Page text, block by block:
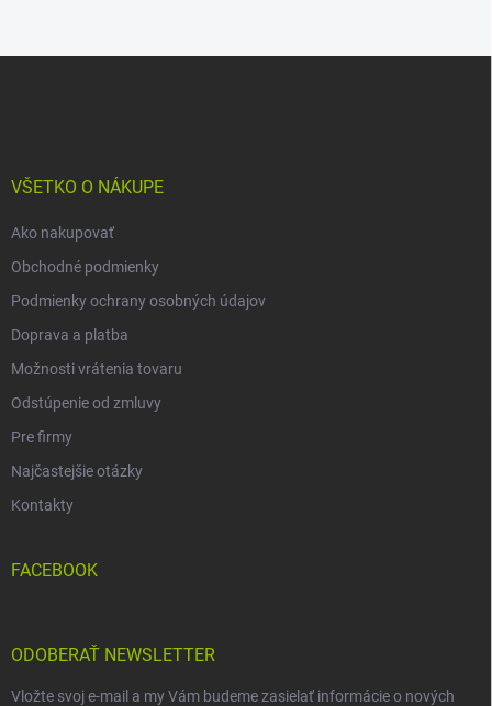
VŠETKO O NÁKUPE
Ako nakupovať
Obchodné podmienky
Podmienky ochrany osobných údajov
Doprava a platba
Možnosti vrátenia tovaru
Odstúpenie od zmluvy
Pre firmy
Najčastejšie otázky
Kontakty
FACEBOOK
ODOBERAŤ NEWSLETTER
Vložte svoj e-mail a my Vám budeme zasielať informácie o nových